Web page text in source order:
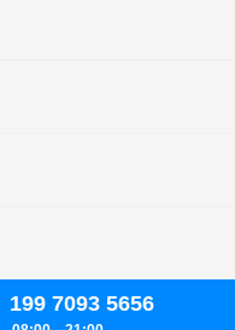
199 7093 5656